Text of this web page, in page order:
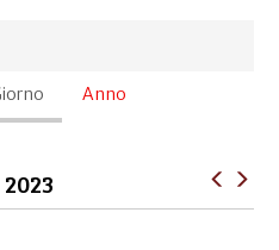
(scheda
attiva)
Anno